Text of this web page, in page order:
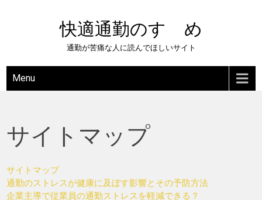
快適通勤のすゝめ
通勤が苦痛な人に読んでほしいサイト
Menu
サイトマップ
サイトマップ
通勤のストレスが健康に及ぼす影響とその予防方法
企業主導で従業員の通勤ストレスを軽減できる？